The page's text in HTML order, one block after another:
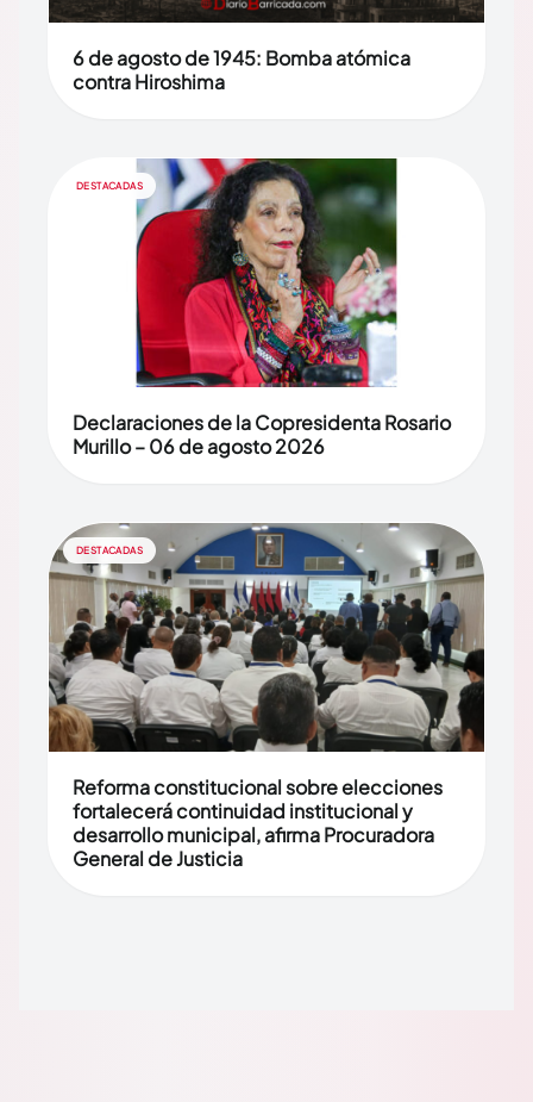
6 de agosto de 1945: Bomba atómica
contra Hiroshima
DESTACADAS
Declaraciones de la Copresidenta Rosario
Murillo – 06 de agosto 2026
DESTACADAS
Reforma constitucional sobre elecciones
fortalecerá continuidad institucional y
desarrollo municipal, afirma Procuradora
General de Justicia